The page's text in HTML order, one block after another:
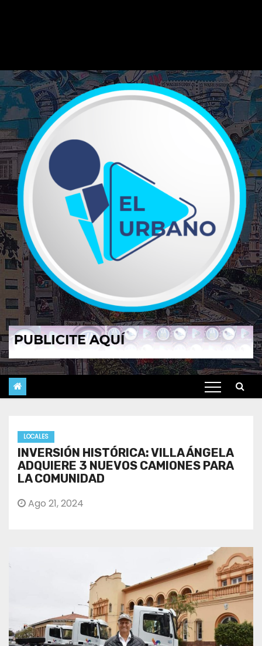
LOCALES
INVERSIÓN HISTÓRICA: VILLA ÁNGELA
ADQUIERE 3 NUEVOS CAMIONES PARA
LA COMUNIDAD
Ago 21, 2024